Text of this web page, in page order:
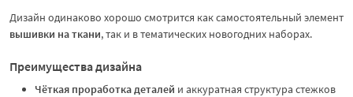
Дизайн одинаково хорошо смотрится как самостоятельный элемент
вышивки на ткани, так и в тематических новогодних наборах.
Преимущества дизайна
Чёткая проработка деталей и аккуратная структура стежков